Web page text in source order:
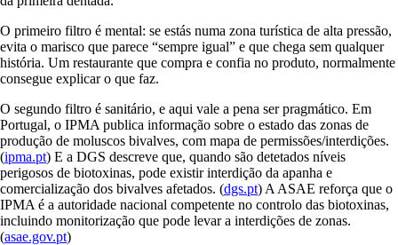
O primeiro filtro é mental: se estás numa zona turística de alta pressão,
evita o marisco que parece “sempre igual” e que chega sem qualquer
história. Um restaurante que compra e confia no produto, normalmente
consegue explicar o que faz.
O segundo filtro é sanitário, e aqui vale a pena ser pragmático. Em
Portugal, o IPMA publica informação sobre o estado das zonas de
produção de moluscos bivalves, com mapa de permissões/interdições.
(ipma.pt) E a DGS descreve que, quando são detetados níveis
perigosos de biotoxinas, pode existir interdição da apanha e
comercialização dos bivalves afetados. (dgs.pt) A ASAE reforça que o
IPMA é a autoridade nacional competente no controlo das biotoxinas,
incluindo monitorização que pode levar a interdições de zonas.
(asae.gov.pt)